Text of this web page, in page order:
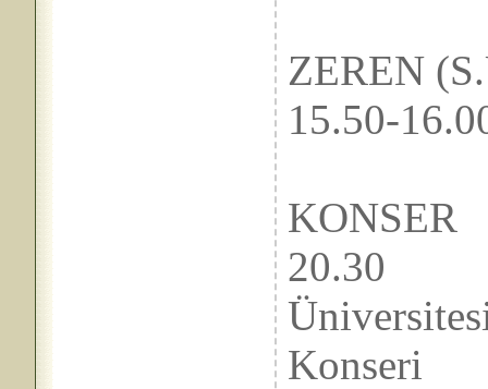
ZEREN
15.50-
KONSER
Konseri